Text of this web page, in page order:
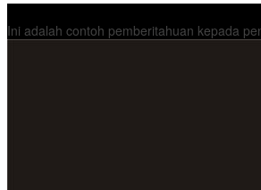
Ini adalah contoh pemberitahuan kepada